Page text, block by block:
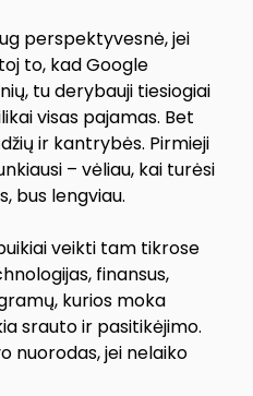
perspektyvesnė, jei
to, kad Google
tu derybauji tiesiogiai
visas pajamas. Bet
ir kantrybės. Pirmieji
– vėliau, kai turėsi
bus lengviau.
veikti tam tikrose
finansus,
kurios moka
srauto ir pasitikėjimo.
nuorodas, jei nelaiko